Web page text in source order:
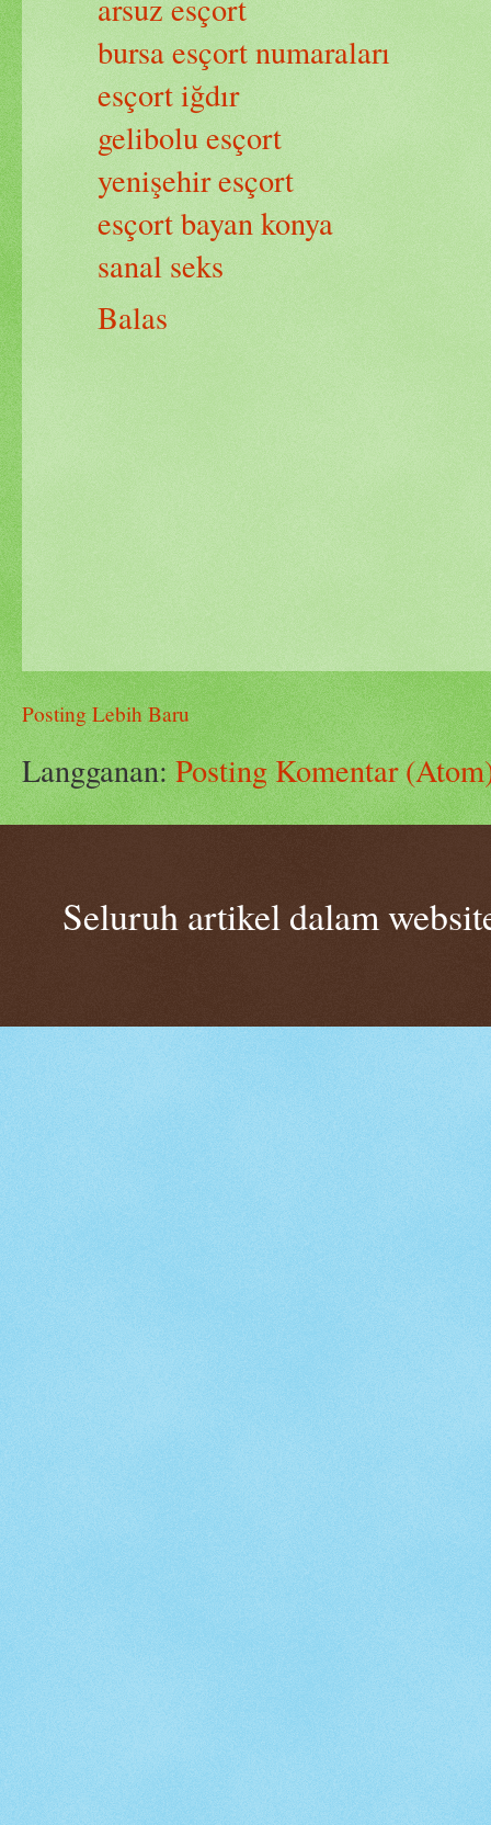
arsuz esçort
bursa esçort numaraları
esçort iğdır
gelibolu esçort
yenişehir esçort
esçort bayan konya
sanal seks
Balas
Posting Lebih Baru
Langganan:Posting Komentar
Seluruh artikel dalam